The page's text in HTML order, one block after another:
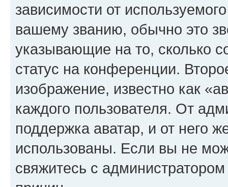
зависимости от
вашему званию, обычно это
указывающие на то, сколько
статус на конференции.
изображение, известно как
каждого пользователя. От
поддержка аватар, и от него
использованы. Если вы не
свяжитесь с